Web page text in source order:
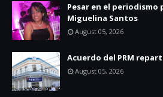
Pesar en el
Miguelina Santos
August 05, 2026
Acuerdo del PRM
August 05, 2026